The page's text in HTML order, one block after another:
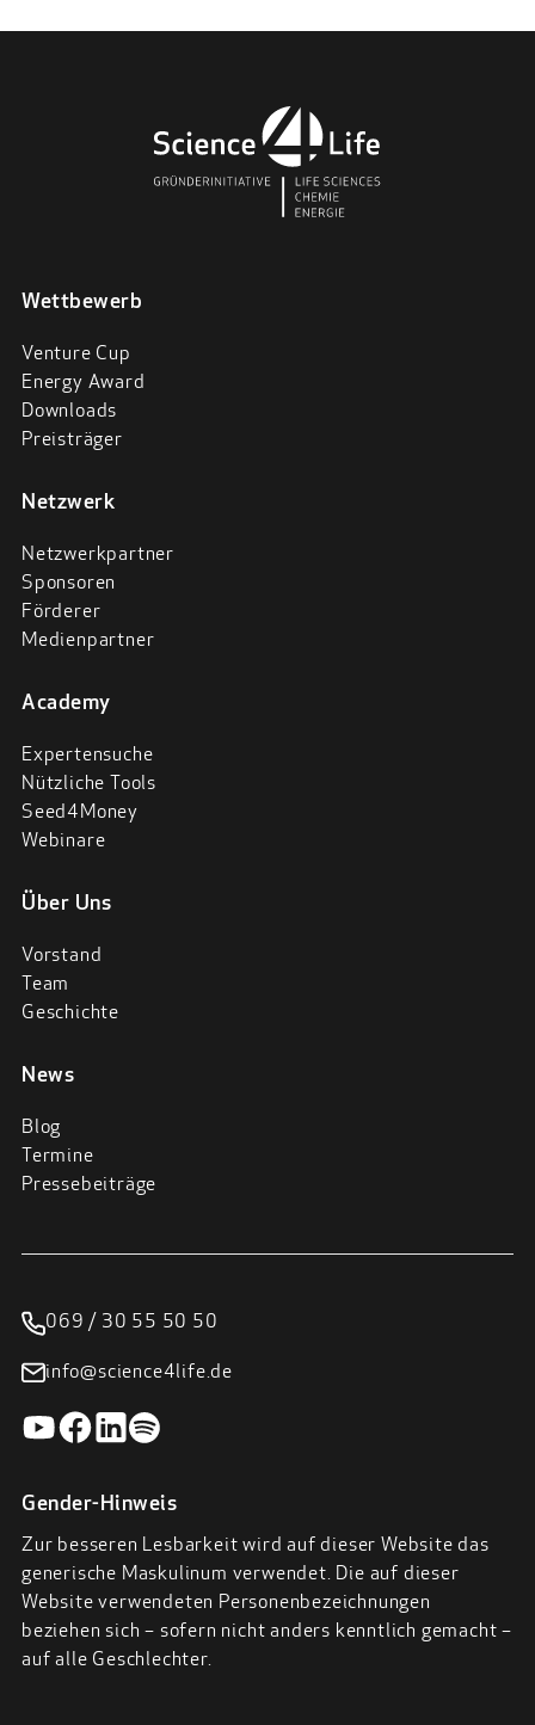
Wettbewerb
Venture Cup
Energy Award
Downloads
Preisträger
Netzwerk
Netzwerkpartner
Sponsoren
Förderer
Medienpartner
Academy
Expertensuche
Nützliche Tools
Seed4Money
Webinare
Über Uns
Vorstand
Team
Geschichte
News
Blog
Termine
Pressebeiträge
069 / 30 55 50 50
info@science4life.de
Gender-Hinweis
Zur besseren Lesbarkeit wird auf dieser Website das
generische Maskulinum verwendet. Die auf dieser
Website verwendeten Personenbezeichnungen
beziehen sich – sofern nicht anders kenntlich gemacht –
auf alle Geschlechter.